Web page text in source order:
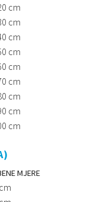
cm
cm
cm
cm
cm
cm
cm
cm
cm
MJERE